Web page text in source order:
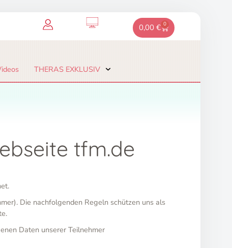
0,00 € 0
Warenkorb
THERAS EXKLUSIV
tfm.de
Die nachfolgenden Regeln schützen uns als
Daten unserer Teilnehmer